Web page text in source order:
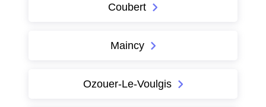
Coubert
Maincy
Ozouer-Le-Voulgis